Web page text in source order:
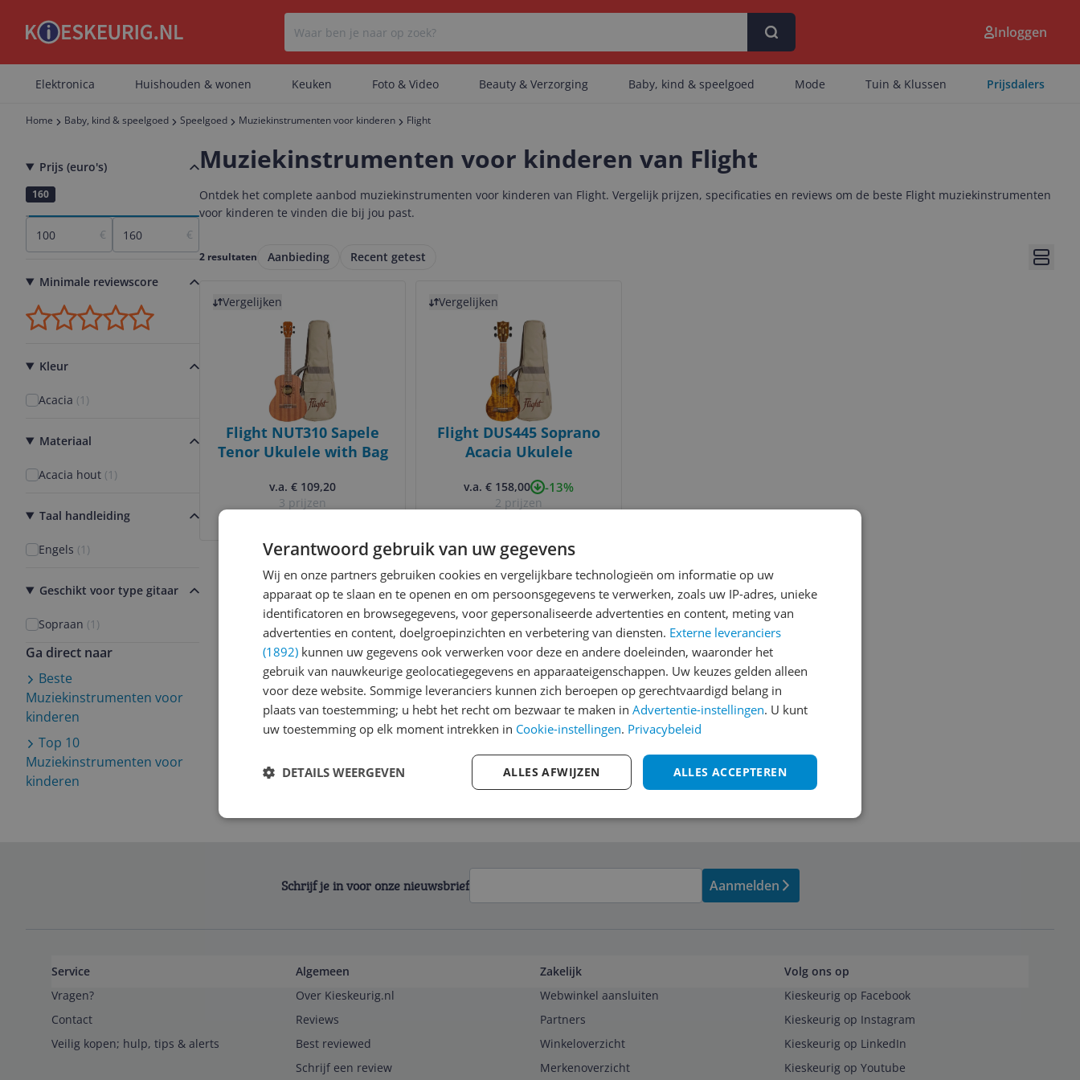
Er zijn geen categorieën gevonden.
Inloggen
Elektronica Huishouden & wonen Keuken Foto & Video Beauty & Verzorging Baby, kind & speelgoed Mode Tuin & Klussen Prijsdalers
Home Baby, kind & speelgoed Speelgoed Muziekinstrumenten voor kinderen Flight
Prijs (euro's)
100
160
€ €
Minimale reviewscore
Kleur
Acacia (1 )
Materiaal
Acacia hout (1 )
Taal handleiding
Engels (1 )
Geschikt voor type gitaar
Sopraan (1 )
Ga direct naar
Beste
Muziekinstrumenten voor
kinderen
Top 10
Muziekinstrumenten voor
kinderen
Muziekinstrumenten voor kinderen van Flight
Ontdek het complete aanbod muziekinstrumenten voor kinderen van Flight. Vergelijk prijzen, specificaties en reviews om de beste Flight muziekinstrumenten
voor kinderen te vinden die bij jou past.
2 resultaten Aanbieding Recent getest
Vergelijken
Flight NUT310 Sapele
Tenor Ukulele with Bag
v.a. € 109,20
3 prijzen
Vergelijken
Flight DUS445 Soprano
Acacia Ukulele
v.a. € 158,00 -13%
2 prijzen
Schrijf je in voor onze nieuwsbrief Aanmelden
Service
Vragen?
Contact
Veilig kopen; hulp, tips & alerts
Algemeen
Over Kieskeurig.nl
Reviews
Best reviewed
Schrijf een review
Zakelijk
Webwinkel aansluiten
Partners
Winkeloverzicht
Merkenoverzicht
Volg ons op
Kieskeurig op Facebook
Kieskeurig op Instagram
Kieskeurig op LinkedIn
Kieskeurig op Youtube
Verantwoord gebruik van uw gegevens
Wij en onze partners gebruiken cookies en vergelijkbare technologieën om informatie op uw
apparaat op te slaan en te openen en om persoonsgegevens te verwerken, zoals uw IP-adres, unieke
identificatoren en browsegegevens, voor gepersonaliseerde advertenties en content, meting van
advertenties en content, doelgroepinzichten en verbetering van diensten. Externe leveranciers
(1892) kunnen uw gegevens ook verwerken voor deze en andere doeleinden, waaronder het
gebruik van nauwkeurige geolocatiegegevens en apparaateigenschappen. Uw keuzes gelden alleen
voor deze website. Sommige leveranciers kunnen zich beroepen op gerechtvaardigd belang in
plaats van toestemming; u hebt het recht om bezwaar te maken in Advertentie-instellingen. U kunt
uw toestemming op elk moment intrekken in Cookie-instellingen. Privacybeleid
ALLES ACCEPTEREN
ALLES AFWIJZEN
DETAILS WEERGEVEN